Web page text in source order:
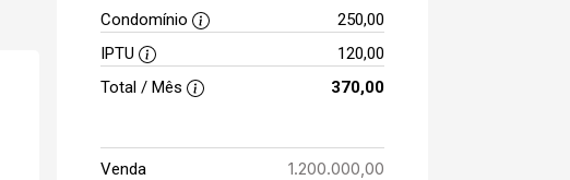
Condomínio
250,00
IPTU
120,00
Total / Mês
370,00
Venda 1.200.000,00